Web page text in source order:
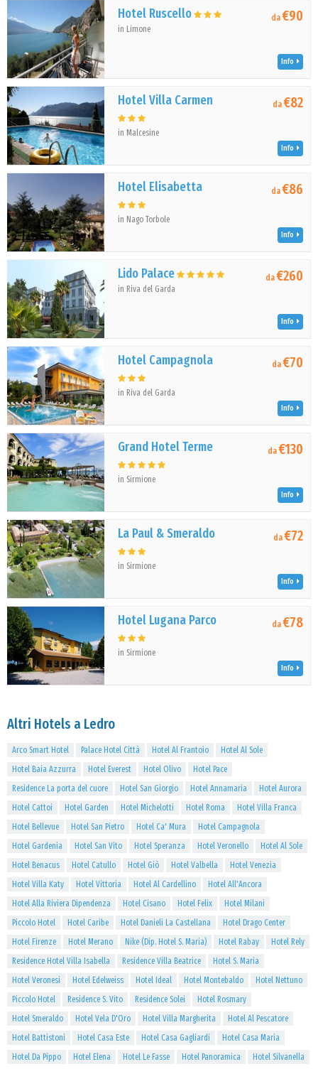
Hotel Ruscello
in Limone
da€90
Info
Hotel Villa Carmen
in Malcesine
da€82
Info
Hotel Elisabetta
in Nago Torbole
da€86
Info
Lido Palace
in Riva del Garda
da€260
Info
Hotel Campagnola
in Riva del Garda
da€70
Info
Grand Hotel Terme
in Sirmione
da€130
Info
La Paul & Smeraldo
in Sirmione
da€72
Info
Hotel Lugana Parco
in Sirmione
da€78
Info
Altri Hotels a Ledro
Arco Smart Hotel Palace Hotel Città Hotel Al Frantoio
Hotel Al Sole
Hotel Baia Azzurra
Hotel Everest Hotel Olivo
Hotel Pace
Residence La porta del cuore
Hotel San Giorgio Hotel Annamaria
Hotel Aurora
Hotel Cattoi
Hotel Garden Hotel Michelotti Hotel Roma
Hotel Villa Franca
Hotel Bellevue
Hotel San Pietro Hotel Ca' Mura
Hotel Campagnola
Hotel Gardenia
Hotel San Vito Hotel Speranza Hotel Veronello
Hotel Al Sole
Hotel Benacus
Hotel Catullo Hotel Giò Hotel Valbella
Hotel Venezia
Hotel Villa Katy
Hotel Vittoria Hotel Al Cardellino
Hotel All'Ancora
Hotel Alla Riviera Dipendenza
Hotel Cisano Hotel Felix
Hotel Milani
Piccolo Hotel
Hotel Caribe Hotel Danieli La Castellana
Hotel Drago Center
Hotel Firenze
Hotel Merano Nike (Dip. Hotel S. Maria) Hotel Rabay
Hotel Rely
Residence Hotel Villa Isabella
Residence Villa Beatrice
Hotel S. Maria
Hotel Veronesi
Hotel Edelweiss Hotel Ideal Hotel Montebaldo
Hotel Nettuno
Piccolo Hotel
Residence S. Vito Residence Solei
Hotel Rosmary
Hotel Smeraldo
Hotel Vela D'Oro Hotel Villa Margherita
Hotel Al Pescatore
Hotel Battistoni
Hotel Casa Este Hotel Casa Gagliardi
Hotel Casa Maria
Hotel Da Pippo
Hotel Elena Hotel Le Fasse Hotel Panoramica Hotel Silvanella